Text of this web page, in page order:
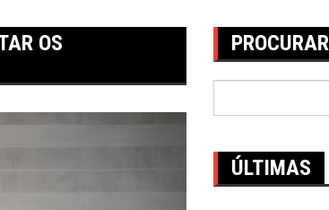
OS
PROCURAR
ÚLTIMAS